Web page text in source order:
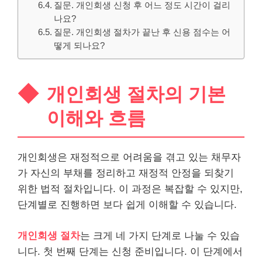
질문. 개인회생 신청 후 어느 정도 시간이 걸리
나요?
질문. 개인회생 절차가 끝난 후 신용 점수는 어
떻게 되나요?
개인회생 절차의 기본
이해와 흐름
개인회생은 재정적으로 어려움을 겪고 있는 채무자
가 자신의 부채를 정리하고 재정적 안정을 되찾기
위한 법적 절차입니다. 이 과정은 복잡할 수 있지만,
단계별로 진행하면 보다 쉽게 이해할 수 있습니다.
개인회생 절차는 크게 네 가지 단계로 나눌 수 있습
니다. 첫 번째 단계는 신청 준비입니다. 이 단계에서